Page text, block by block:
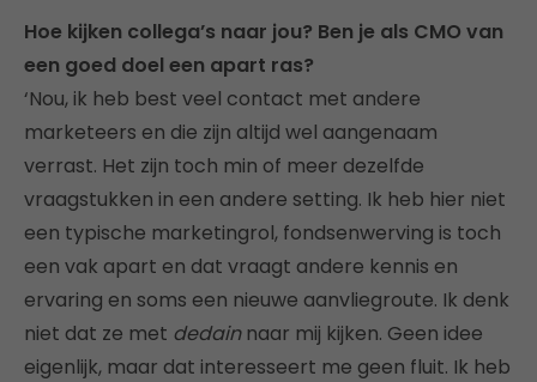
Hoe kijken collega’s naar jou? Ben je als CMO van
een goed doel een apart ras?
‘Nou, ik heb best veel contact met andere
marketeers en die zijn altijd wel aangenaam
verrast. Het zijn toch min of meer dezelfde
vraagstukken in een andere setting. Ik heb hier niet
een typische marketingrol, fondsenwerving is toch
een vak apart en dat vraagt andere kennis en
ervaring en soms een nieuwe aanvliegroute. Ik denk
niet dat ze met dedainnaar mij kijken. Geen idee
eigenlijk, maar dat interesseert me geen fluit. Ik heb